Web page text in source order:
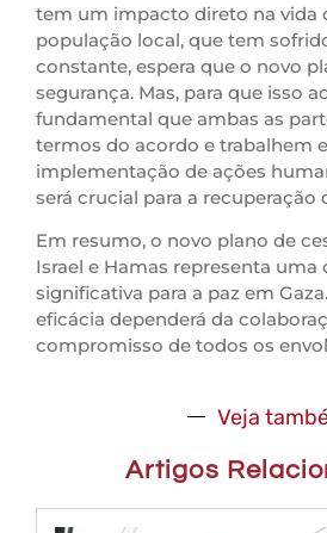
tem um impacto direto na vida
população local, que tem
constante, espera que o novo
segurança. Mas, para que isso
fundamental que ambas as
termos do acordo e trabalhem
implementação de ações
será crucial para a recuperação
Em resumo, o novo plano de
Israel e Hamas representa
significativa para a paz em
eficácia dependerá da
compromisso de todos os
Veja
Artigos